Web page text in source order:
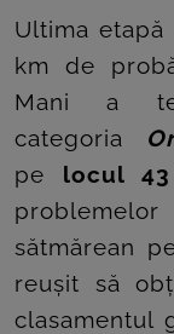
Ultima
km de
Mani a
categoria
pe locul 43
sătmărean
reușit să
clasamentul